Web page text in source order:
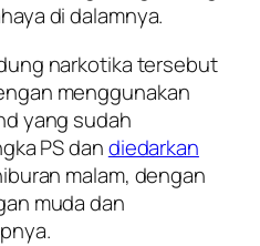
di dalamnya.
narkotika tersebut
menggunakan
yang sudah
PS dandiedarkan
malam, dengan
muda dan